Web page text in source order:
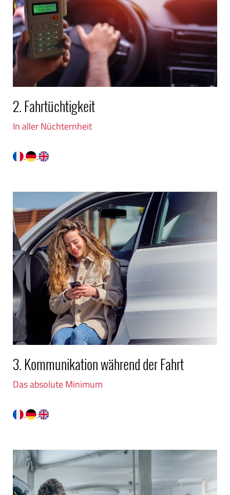
2. Fahrtüchtigkeit
In aller Nüchternheit
3. Kommunikation während der Fahrt
Das absolute Minimum